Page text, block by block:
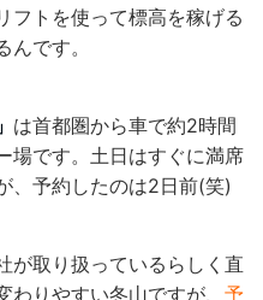
フトを使って標高を稼げる
んです。
は首都圏から車で約2時間
場です。土日はすぐに満席
、予約したのは2日前(笑)
が取り扱っているらしく直
りやすい冬山ですが、 予